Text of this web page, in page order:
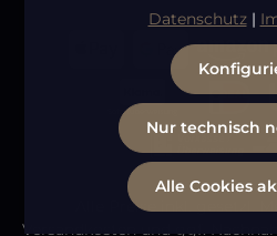
mit ihnen einverstanden.
Alle Preise inkl. gesetzl.
Versandkostenund ggf.
Datenschutz|
Nur technisch
Alle Cookies